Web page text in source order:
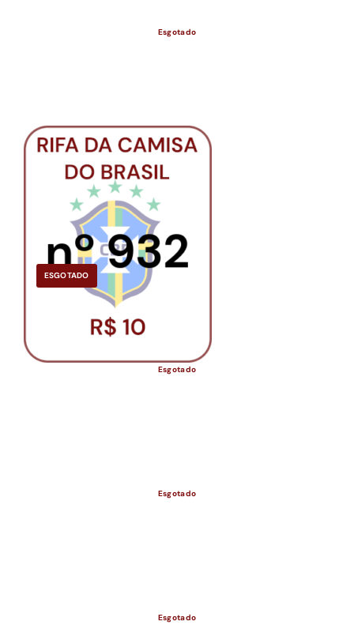
ESGOTADO
Esgotado
ESGOTADO
Esgotado
Esgotado
Esgotado